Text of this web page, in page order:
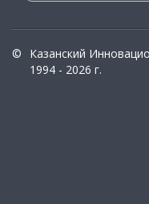
©
Казанский
1994 - 2026 г.